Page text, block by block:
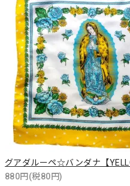
グアダルーペ☆バンダナ【
880円(税80円)